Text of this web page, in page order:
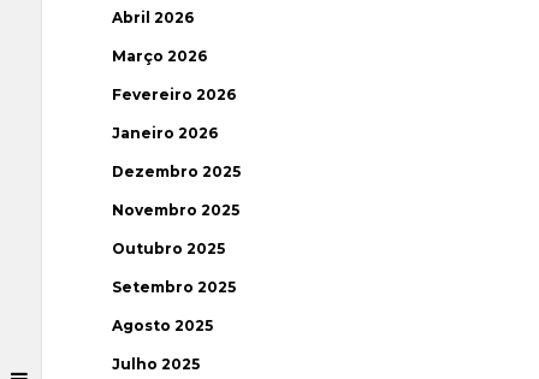
Abril 2026
Março 2026
Fevereiro 2026
Janeiro 2026
Dezembro 2025
Novembro 2025
Outubro 2025
Setembro 2025
Agosto 2025
Julho 2025